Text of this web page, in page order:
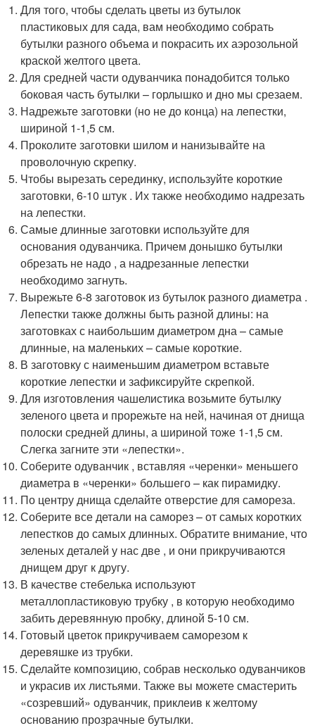
Для того, чтобы сделать цветы из бутылок
пластиковых для сада, вам необходимо собрать
бутылки разного объема и покрасить их аэрозольной
краской желтого цвета.
Для средней части одуванчика понадобится только
боковая часть бутылки – горлышко и дно мы срезаем.
Надрежьте заготовки (но не до конца) на лепестки,
шириной 1-1,5 см.
Проколите заготовки шилом и нанизывайте на
проволочную скрепку.
Чтобы вырезать серединку, используйте короткие
заготовки, 6-10 штук . Их также необходимо надрезать
на лепестки.
Самые длинные заготовки используйте для
основания одуванчика. Причем донышко бутылки
обрезать не надо , а надрезанные лепестки
необходимо загнуть.
Вырежьте 6-8 заготовок из бутылок разного диаметра .
Лепестки также должны быть разной длины: на
заготовках с наибольшим диаметром дна – самые
длинные, на маленьких – самые короткие.
В заготовку с наименьшим диаметром вставьте
короткие лепестки и зафиксируйте скрепкой.
Для изготовления чашелистика возьмите бутылку
зеленого цвета и прорежьте на ней, начиная от днища
полоски средней длины, а шириной тоже 1-1,5 см.
Слегка загните эти «лепестки».
Соберите одуванчик , вставляя «черенки» меньшего
диаметра в «черенки» большего – как пирамидку.
По центру днища сделайте отверстие для самореза.
Соберите все детали на саморез – от самых коротких
лепестков до самых длинных. Обратите внимание, что
зеленых деталей у нас две , и они прикручиваются
днищем друг к другу.
В качестве стебелька используют
металлопластиковую трубку , в которую необходимо
забить деревянную пробку, длиной 5-10 см.
Готовый цветок прикручиваем саморезом к
деревяшке из трубки.
Сделайте композицию, собрав несколько одуванчиков
и украсив их листьями. Также вы можете смастерить
«созревший» одуванчик, приклеив к желтому
основанию прозрачные бутылки.